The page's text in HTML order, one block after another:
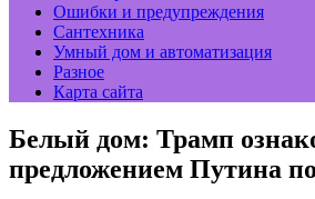
Ошибки и предупреждения
Сантехника
Умный дом и автоматизация
Разное
Карта сайта
Белый дом: Трамп
предложением Путина